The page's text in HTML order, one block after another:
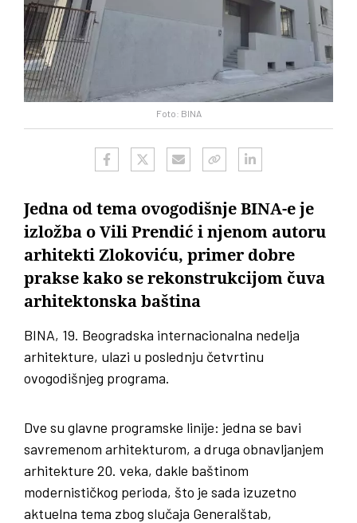
Foto: BINA
Jedna od tema ovogodišnje BINA-e je
izložba o Vili Prendić i njenom autoru
arhitekti Zlokoviću, primer dobre
prakse kako se rekonstrukcijom čuva
arhitektonska baština
BINA, 19. Beogradska internacionalna nedelja
arhitekture, ulazi u poslednju četvrtinu
ovogodišnjeg programa.
Dve su glavne programske linije: jedna se bavi
savremenom arhitekturom, a druga obnavljanjem
arhitekture 20. veka, dakle baštinom
modernističkog perioda, što je sada izuzetno
aktuelna tema zbog slučaja Generalštab,